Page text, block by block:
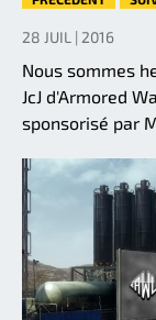
28 JUIL | 2016
Nous sommes
JcJ d'Armored
sponsorisé par